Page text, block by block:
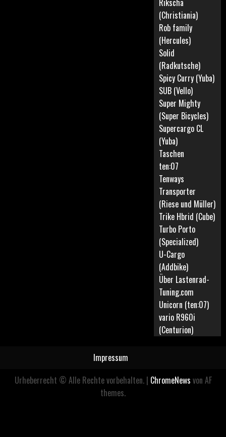
Rikscha
(Christiania)
Rob family
(Hercules)
Solid
(Radkutsche)
Spicy Curry (Yuba)
SUB (Vello)
Super Mighty
(Super Bicycles)
Supercargo CL
(Yuba)
Taschen
ten:07
Tenways
Transporter
(Riese und Müller)
Trike Hbrid (Cube)
Turbo Porto
(Specialized)
U-Cargo
(Addbike)
Über Lastenrad-
Tuning.com
Unicorn (ten:07)
vario R960i
(Centurion)
Impressum
Urheberrecht © Alle Rechte vorbehalten. | ChromeNews von AF
themes.